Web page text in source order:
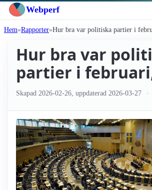
Webperf
Hem Rapporter Hur bra var politiska partier i
Hur bra var
partier i
Skapad 2026-02-26 , uppdaterad 2026-03-27